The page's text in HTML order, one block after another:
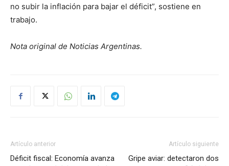
no subir la inflación para bajar el déficit”, sostiene en
trabajo.
Nota original de Noticias Argentinas.
Artículo anterior
Déficit fiscal: Economía avanza
Artículo siguiente
Gripe aviar: detectaron dos